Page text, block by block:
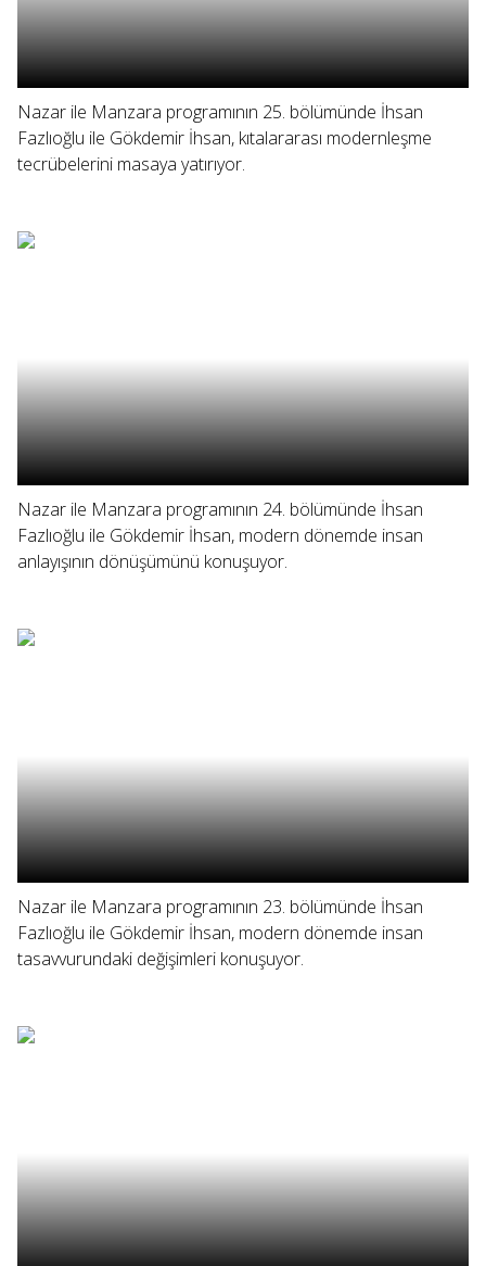
Nazar ile Manzara programının 25. bölümünde İhsan
Fazlıoğlu ile Gökdemir İhsan, kıtalararası modernleşme
tecrübelerini masaya yatırıyor.
Nazar ile Manzara programının 24. bölümünde İhsan
Fazlıoğlu ile Gökdemir İhsan, modern dönemde insan
anlayışının dönüşümünü konuşuyor.
Nazar ile Manzara programının 23. bölümünde İhsan
Fazlıoğlu ile Gökdemir İhsan, modern dönemde insan
tasavvurundaki değişimleri konuşuyor.